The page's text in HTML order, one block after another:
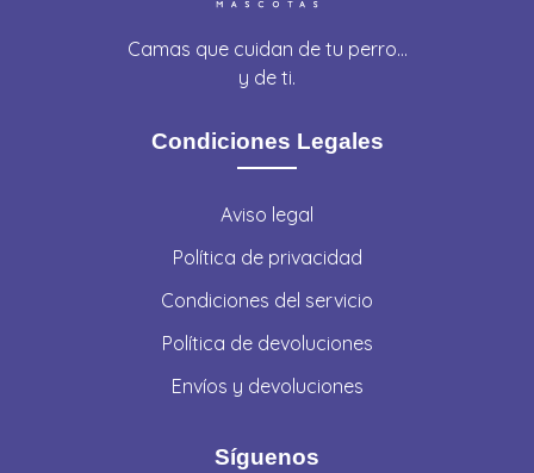
Camas que cuidan de tu perro…
y de ti.
Condiciones Legales
Aviso legal
Política de privacidad
Condiciones del servicio
Política de devoluciones
Envíos y devoluciones
Síguenos